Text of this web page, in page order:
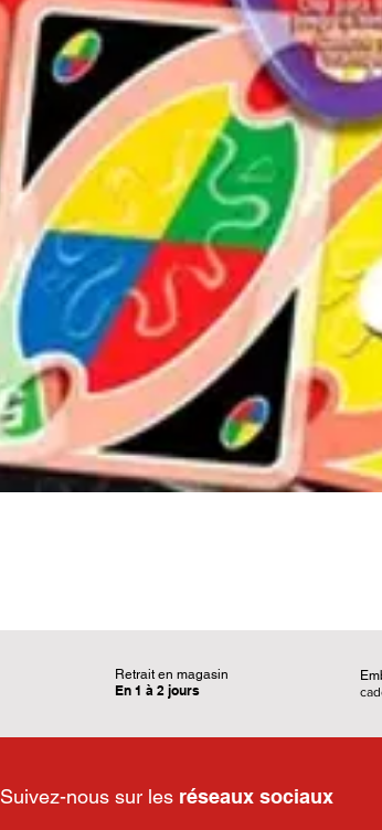
Retrait en magasin
En 1 à 2 jours
Suivez-nous sur les réseaux sociaux